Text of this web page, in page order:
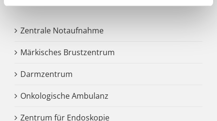
Zentrale Notaufnahme
Märkisches Brustzentrum
Darmzentrum
Onkologische Ambulanz
Zentrum für Endoskopie